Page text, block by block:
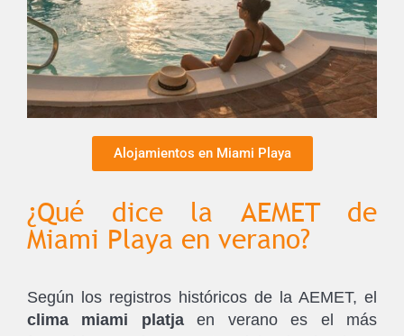
Alojamientos en Miami Playa
¿Qué dice la AEMET de
Miami Playa en verano?
Según los registros históricos de la AEMET, el
clima miami platjaen verano es el más